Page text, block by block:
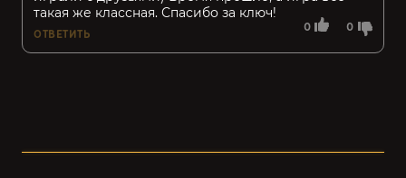
0 0
такая же классная. Спасибо за ключ!
ОТВЕТИТЬ